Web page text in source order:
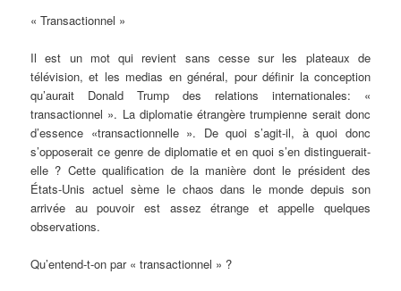
« Transactionnel »
Il est un mot qui revient sans cesse sur les plateaux de
télévision, et les medias en général, pour définir la conception
qu’aurait Donald Trump des relations internationales: «
transactionnel ». La diplomatie étrangère trumpienne serait donc
d’essence «transactionnelle ». De quoi s’agit-il, à quoi donc
s’opposerait ce genre de diplomatie et en quoi s’en distinguerait-
elle ? Cette qualification de la manière dont le président des
États-Unis actuel sème le chaos dans le monde depuis son
arrivée au pouvoir est assez étrange et appelle quelques
observations.
Qu’entend-t-on par « transactionnel » ?